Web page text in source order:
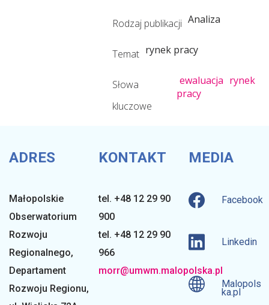
Rodzaj publikacji Analiza
Temat rynek pracy
Słowa
kluczowe
ewaluacja rynek
pracy
ADRES
Małopolskie
Obserwatorium
Rozwoju
Regionalnego,
Departament
Rozwoju Regionu,
KONTAKT
tel. +48 12 29 90
900
tel. +48 12 29 90
966
morr@umwm.malopolska.pl
MEDIA
Facebook
Linkedin
Malopols
ka.pl